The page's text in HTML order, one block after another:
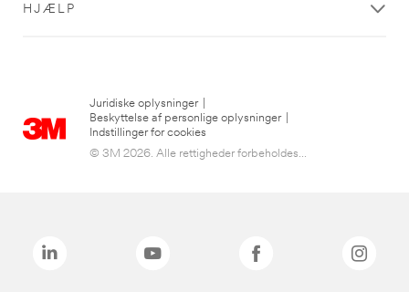
HJÆLP
Juridiske oplysninger
Beskyttelse af personlige oplysninger
Indstillinger for cookies
© 3M 2026. Alle rettigheder forbeholdes...